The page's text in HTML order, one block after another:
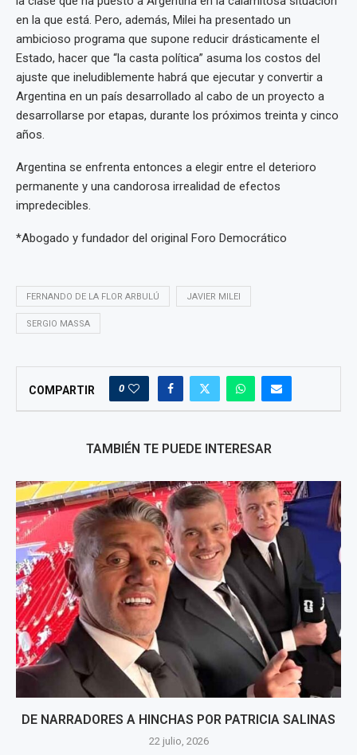
en la que está. Pero, además, Milei ha presentado un
ambicioso programa que supone reducir drásticamente el
Estado, hacer que “la casta política” asuma los costos del
ajuste que ineludiblemente habrá que ejecutar y convertir a
Argentina en un país desarrollado al cabo de un proyecto a
desarrollarse por etapas, durante los próximos treinta y cinco
años.
Argentina se enfrenta entonces a elegir entre el deterioro
permanente y una candorosa irrealidad de efectos
impredecibles.
*Abogado y fundador del original Foro Democrático
FERNANDO DE LA FLOR ARBULÚ JAVIER MILEI
SERGIO MASSA
COMPARTIR 0
TAMBIÉN TE PUEDE INTERESAR
DE NARRADORES A HINCHAS POR PATRICIA SALINAS
22 julio, 2026